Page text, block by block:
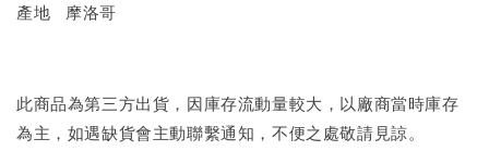
產地 摩洛哥
此商品為第三方出貨，因庫存流動量較大，以廠商當時庫存
為主，如遇缺貨會主動聯繫通知，不便之處敬請見諒。